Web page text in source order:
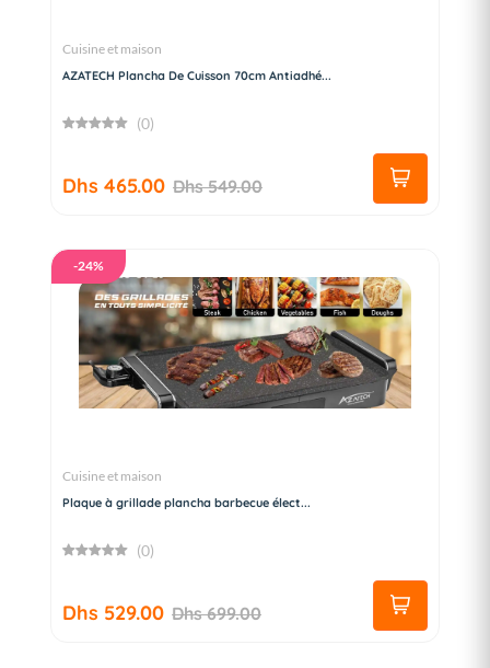
Cuisine et maison
AZATECH Plancha De Cuisson 70cm Antiadhé...
(0)
Dhs 465.00 Dhs 549.00
-24%
Cuisine et maison
Plaque à grillade plancha barbecue élect...
(0)
Dhs 529.00 Dhs 699.00